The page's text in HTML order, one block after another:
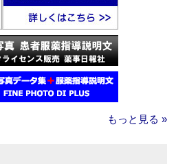
もっと見る »